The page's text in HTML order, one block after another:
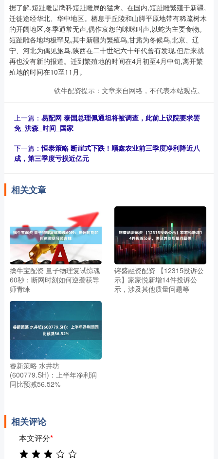
据了解,短趾雕是鹰科短趾雕属的猛禽。在国内,短趾雕繁殖于新疆,
迁徙途经华北、华中地区。栖息于丘陵和山脚平原地带有稀疏树木
的开阔地区,冬季通常无声,偶作哀怨的咪咪叫声,以蛇为主要食物。
短趾雕各地均极罕见,其中新疆为繁殖鸟,甘肃为冬候鸟,北京、辽
宁、河北为偶见旅鸟,陕西在二十世纪六十年代曾有发现,但后来就
再也没有新的报道。迁到繁殖地的时间在4月初至4月中旬,离开繁
殖地的时间在10至11月。
铁牛配资提示：文章来自网络，不代表本站观点。
上一篇： 易配网 泰国总理佩通坦将被调查，此前上议院要求罢
免_洪森_时间_国家
下一篇：恒泰策略 断崖式下跌！顺鑫农业前三季度净利降近八
成，第三季度亏损近亿元
相关文章
擒牛宝配资 量子物理复试惊魂
60秒：断网时刻如何逆袭获导
师青睐
镕盛融资配资 【12315投诉公
示】家家悦新增14件投诉公
示，涉及其他质量问题等
睿新策略 水井坊
(600779.SH)：上半年净利润
同比预减56.52%
相关评论
本文评分*